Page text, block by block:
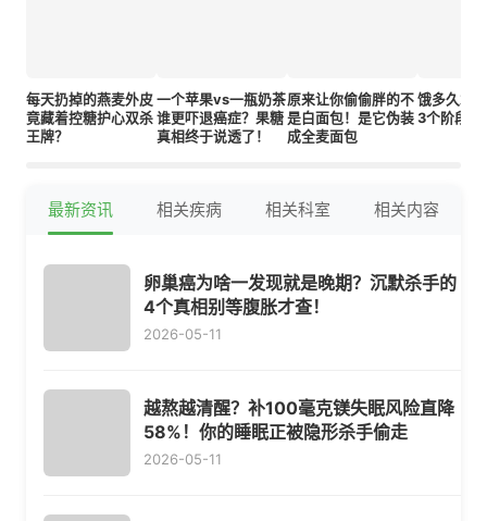
每天扔掉的燕麦外皮
竟藏着控糖护心双杀
王牌？
一个苹果vs一瓶奶茶
谁更吓退癌症？果糖
真相终于说透了！
原来让你偷偷胖的不
是白面包！是它伪装
成全麦面包
饿多久才
3个阶段真
最新资讯 相关疾病 相关科室 相关内容
卵巢癌为啥一发现就是晚期？沉默杀手的
4个真相别等腹胀才查！
2026-05-11
越熬越清醒？补100毫克镁失眠风险直降
58%！你的睡眠正被隐形杀手偷走
2026-05-11